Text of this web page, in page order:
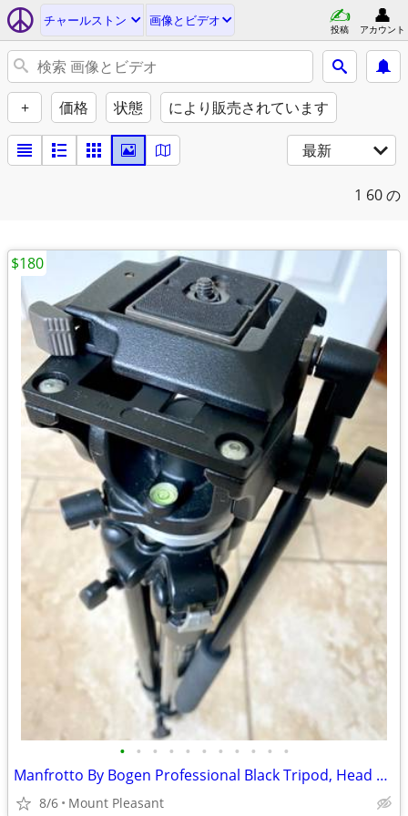
チャールストン 画像とビデオ
投稿 アカウント
+ 価格 状態 により販売されています
最新
1 60 の
• • • • • • • • • • •
Manfrotto By Bogen Professional Black Tripod, Head and Carry Case
8/6 Mount Pleasant
$180